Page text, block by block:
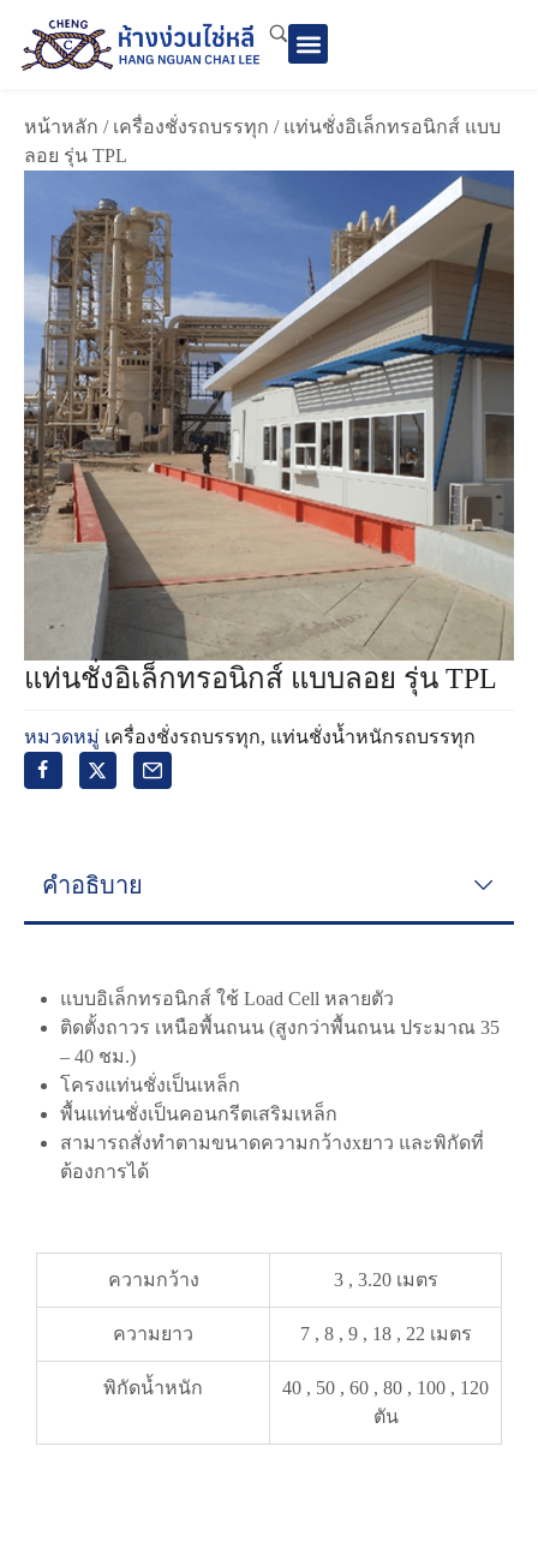
หน้าหลัก / เครื่องชั่งรถบรรทุก / แท่นชั่งอิเล็กทรอนิกส์ แบบ
ลอย รุ่น TPL
แท่นชั่งอิเล็กทรอนิกส์ แบบลอย รุ่น TPL
หมวดหมู่ เครื่องชั่งรถบรรทุก, แท่นชั่งน้ำหนักรถบรรทุก
คำอธิบาย
แบบอิเล็กทรอนิกส์ ใช้ Load Cell หลายตัว
ติดตั้งถาวร เหนือพื้นถนน (สูงกว่าพื้นถนน ประมาณ 35
– 40 ชม.)
โครงแท่นชั่งเป็นเหล็ก
พื้นแท่นชั่งเป็นคอนกรีตเสริมเหล็ก
สามารถสั่งทำตามขนาดความกว้างxยาว และพิกัดที่
ต้องการได้
ความกว้าง 3 , 3.20 เมตร
ความยาว 7 , 8 , 9 , 18 , 22 เมตร
พิกัดน้ำหนัก
40 , 50 , 60 , 80 , 100 , 120
ตัน